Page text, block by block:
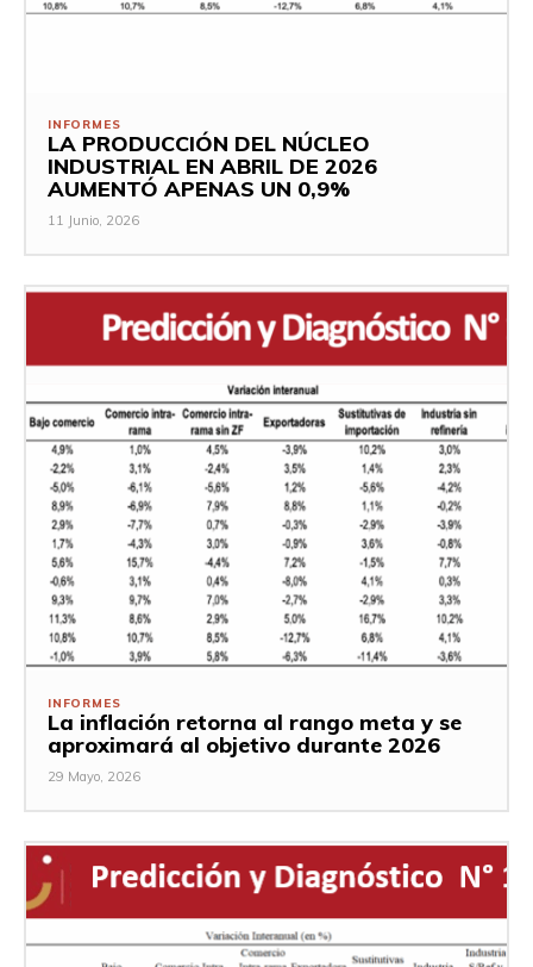
INFORMES
LA PRODUCCIÓN DEL NÚCLEO
INDUSTRIAL EN ABRIL DE 2026
AUMENTÓ APENAS UN 0,9%
11 Junio, 2026
INFORMES
La inflación retorna al rango meta y se
aproximará al objetivo durante 2026
29 Mayo, 2026